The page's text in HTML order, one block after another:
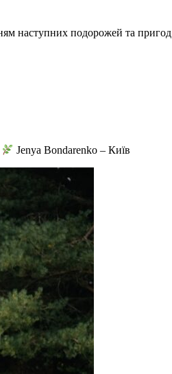
наступних подорожей та пригод
Jenya Bondarenko – Київ